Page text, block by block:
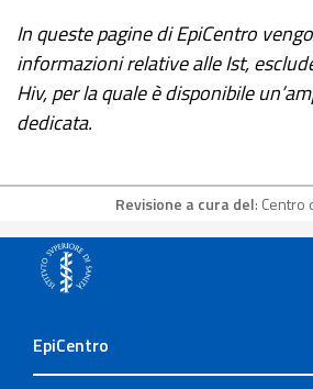
In queste pagine di EpiCentro
informazioni relative alle Ist,
Hiv, per la quale è disponibile
dedicata.
Revisione a cura del: Centro
EpiCentro